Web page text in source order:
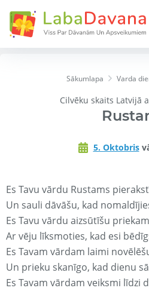
Sākumlapa Varda
Cilvēku skaits Latvijā
5. Oktobris
Es Tavu vārdu Rustams
Un sauli dāvāšu, kad
Es Tavu vārdu aizsūtīšu
Ar vēju līksmoties, kad esi
Es Tavam vārdam laimi
Un prieku skanīgo, kad dienu
Es Tavam vārdam veiksmi līdzi